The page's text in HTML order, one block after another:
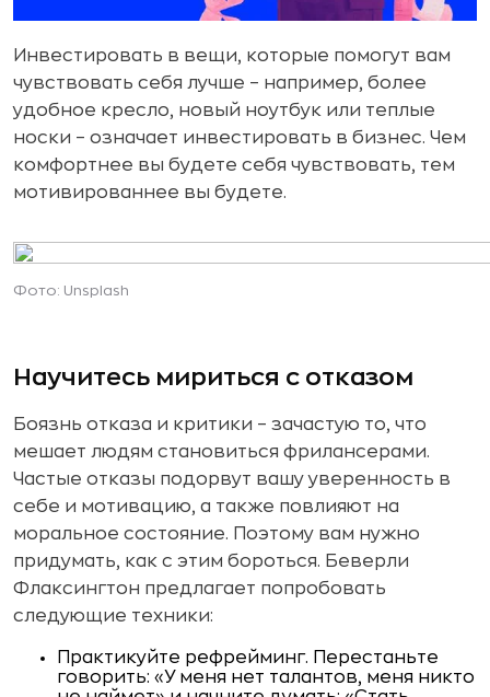
Инвестировать в вещи, которые помогут вам
чувствовать себя лучше – например, более
удобное кресло, новый ноутбук или теплые
носки – означает инвестировать в бизнес. Чем
комфортнее вы будете себя чувствовать, тем
мотивированнее вы будете.
Фото: Unsplash
Научитесь мириться с отказом
Боязнь отказа и критики – зачастую то, что
мешает людям становиться фрилансерами.
Частые отказы подорвут вашу уверенность в
себе и мотивацию, а также повлияют на
моральное состояние. Поэтому вам нужно
придумать, как с этим бороться. Беверли
Флаксингтон предлагает попробовать
следующие техники:
Практикуйте рефрейминг. Перестаньте
говорить: «У меня нет талантов, меня никто